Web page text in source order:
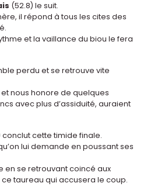
(52.8) le suit.
il répond à tous les cites des
et la vaillance du biou le fera
perdu et se retrouve vite
nous honore de quelques
avec plus d’assiduité, auraient
conclut cette timide finale.
lui demande en poussant ses
en se retrouvant coincé aux
taureau qui accusera le coup.